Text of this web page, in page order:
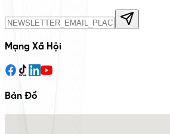
Mạng Xã Hội
Bản Đồ